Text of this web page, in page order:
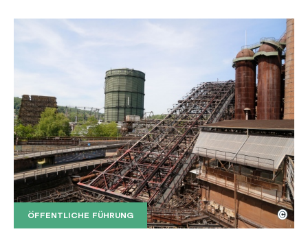
ÖFFENTLICHE FÜHRUNG
Der Erzschrägaufzug der Völklinger Hütte mit
Copyright: Weltkulturerbe Völklinger Hütte | Karl
©